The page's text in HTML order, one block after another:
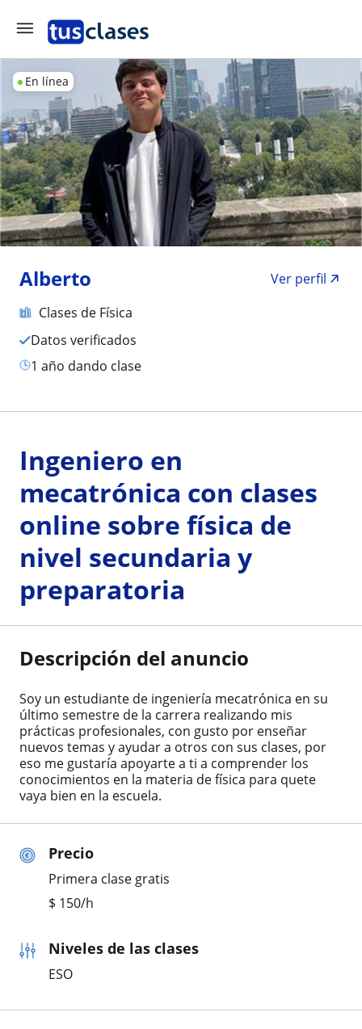
En línea
Alberto
Ver perfil
Clases de Física
Datos verificados
1 año dando clase
Precio
Primera clase gratis
$ 150/h
Niveles de las clases
ESO
Ingeniero en
mecatrónica con clases
online sobre física de
nivel secundaria y
preparatoria
Descripción del anuncio
Soy un estudiante de ingeniería mecatrónica en su
último semestre de la carrera realizando mis
prácticas profesionales, con gusto por enseñar
nuevos temas y ayudar a otros con sus clases, por
eso me gustaría apoyarte a ti a comprender los
conocimientos en la materia de física para quete
vaya bien en la escuela.